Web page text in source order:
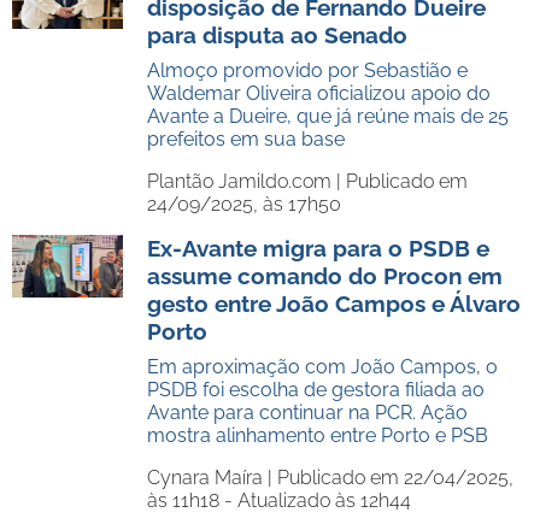
disposição de Fernando Dueire
para disputa ao Senado
Almoço promovido por Sebastião e
Waldemar Oliveira oficializou apoio do
Avante a Dueire, que já reúne mais de 25
prefeitos em sua base
Plantão Jamildo.com | Publicado em
24/09/2025, às 17h50
Ex-Avante migra para o PSDB e
assume comando do Procon em
gesto entre João Campos e Álvaro
Porto
Em aproximação com João Campos, o
PSDB foi escolha de gestora filiada ao
Avante para continuar na PCR. Ação
mostra alinhamento entre Porto e PSB
Cynara Maíra | Publicado em 22/04/2025,
às 11h18 - Atualizado às 12h44